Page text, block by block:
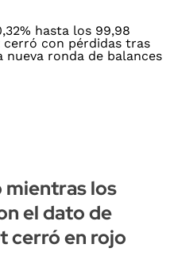
mientras los
el dato de
cerró en rojo